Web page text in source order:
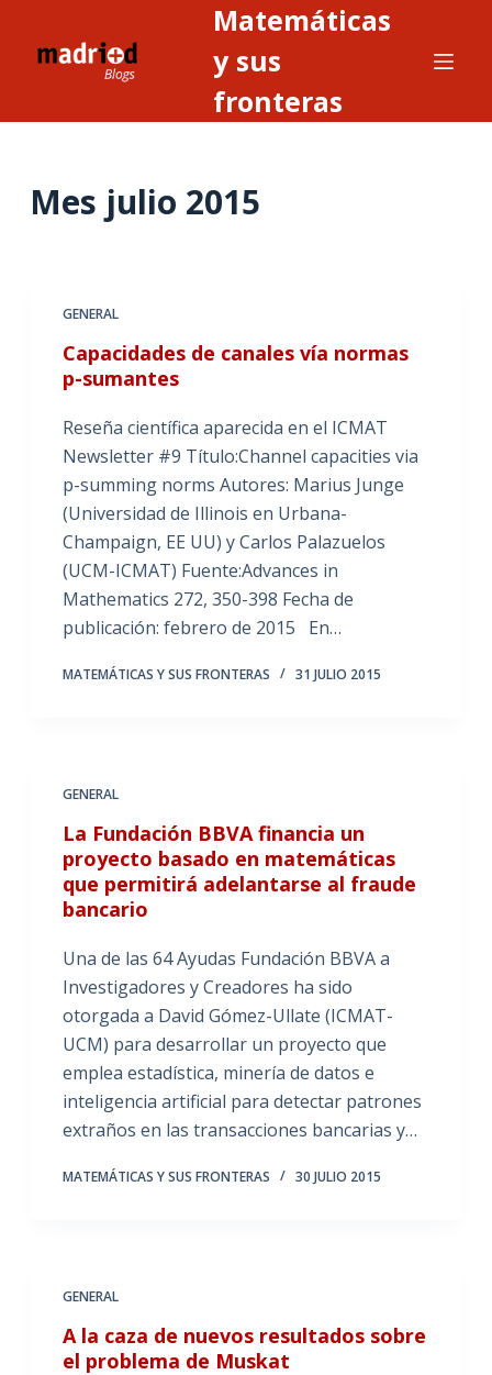
Matemáticas
y sus
fronteras
Mes julio 2015
GENERAL
Capacidades de canales vía normas
p-sumantes
Reseña científica aparecida en el ICMAT
Newsletter #9 Título:Channel capacities via
p-summing norms Autores: Marius Junge
(Universidad de Illinois en Urbana-
Champaign, EE UU) y Carlos Palazuelos
(UCM-ICMAT) Fuente:Advances in
Mathematics 272, 350-398 Fecha de
publicación: febrero de 2015 En…
MATEMÁTICAS Y SUS FRONTERAS 31 JULIO 2015
GENERAL
La Fundación BBVA financia un
proyecto basado en matemáticas
que permitirá adelantarse al fraude
bancario
Una de las 64 Ayudas Fundación BBVA a
Investigadores y Creadores ha sido
otorgada a David Gómez-Ullate (ICMAT-
UCM) para desarrollar un proyecto que
emplea estadística, minería de datos e
inteligencia artificial para detectar patrones
extraños en las transacciones bancarias y…
MATEMÁTICAS Y SUS FRONTERAS 30 JULIO 2015
GENERAL
A la caza de nuevos resultados sobre
el problema de Muskat